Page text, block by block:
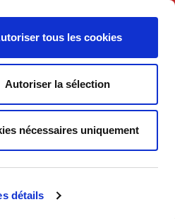
détails
tous les cookies
Autoriser la sélection
nécessaires uniquement
political debate.
Sciences
societal